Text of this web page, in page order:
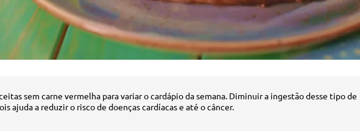
sem carne vermelha para variar o cardápio da semana. Diminuir a ingestão desse tipo de
ajuda a reduzir o risco de doenças cardíacas e até o câncer.